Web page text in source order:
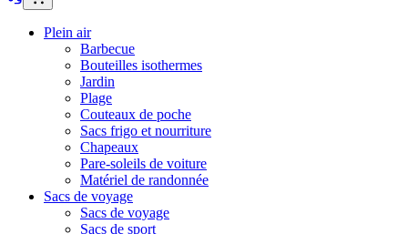
Plein air
Barbecue
Bouteilles isothermes
Jardin
Plage
Couteaux de poche
Sacs frigo et nourriture
Chapeaux
Pare-soleils de voiture
Matériel de randonnée
Sacs de voyage
Sacs de voyage
Sacs de sport